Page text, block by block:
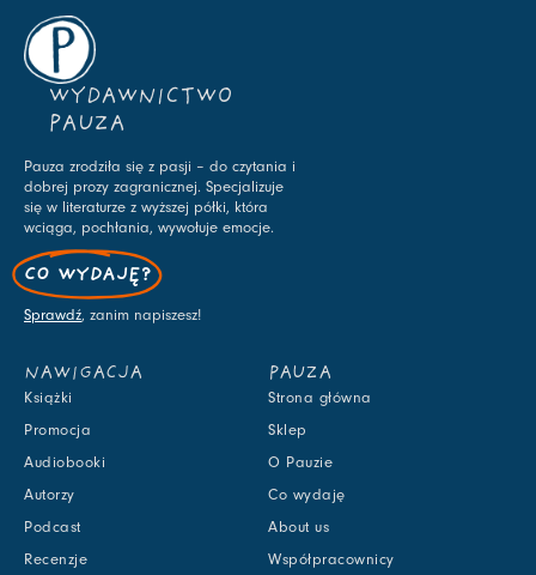
WYDAWNICTWO
PAUZA
Pauza zrodziła się z pasji – do czytania i
dobrej prozy zagranicznej. Specjalizuje
się w literaturze z wyższej półki, która
wciąga, pochłania, wywołuje emocje.
CO WYDAJĘ?
Sprawdź, zanim napiszesz!
NAWIGACJA
Książki
Promocja
Audiobooki
Autorzy
Podcast
Recenzje
PAUZA
Strona główna
Sklep
O Pauzie
Co wydaję
About us
Współpracownicy